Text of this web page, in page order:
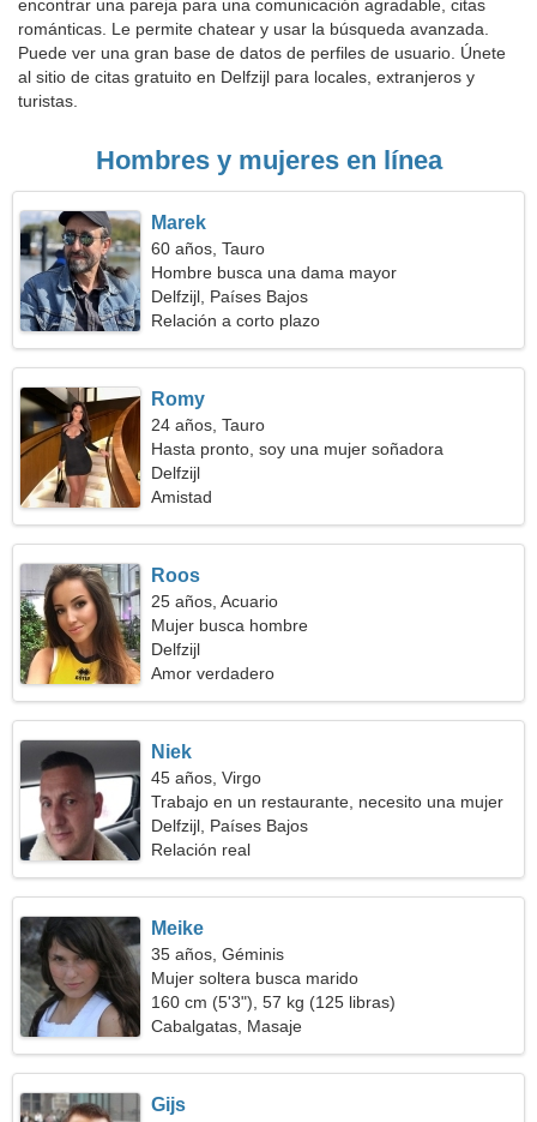
encontrar una pareja para una comunicación agradable, citas
románticas. Le permite chatear y usar la búsqueda avanzada.
Puede ver una gran base de datos de perfiles de usuario. Únete
al sitio de citas gratuito en Delfzijl para locales, extranjeros y
turistas.
Hombres y mujeres en línea
Marek
60 años, Tauro
Hombre busca una dama mayor
Delfzijl, Países Bajos
Relación a corto plazo
Romy
24 años, Tauro
Hasta pronto, soy una mujer soñadora
Delfzijl
Amistad
Roos
25 años, Acuario
Mujer busca hombre
Delfzijl
Amor verdadero
Niek
45 años, Virgo
Trabajo en un restaurante, necesito una mujer
tímida
Delfzijl, Países Bajos
Relación real
Meike
35 años, Géminis
Mujer soltera busca marido
160 cm (5'3"), 57 kg (125 libras)
Cabalgatas, Masaje
Gijs